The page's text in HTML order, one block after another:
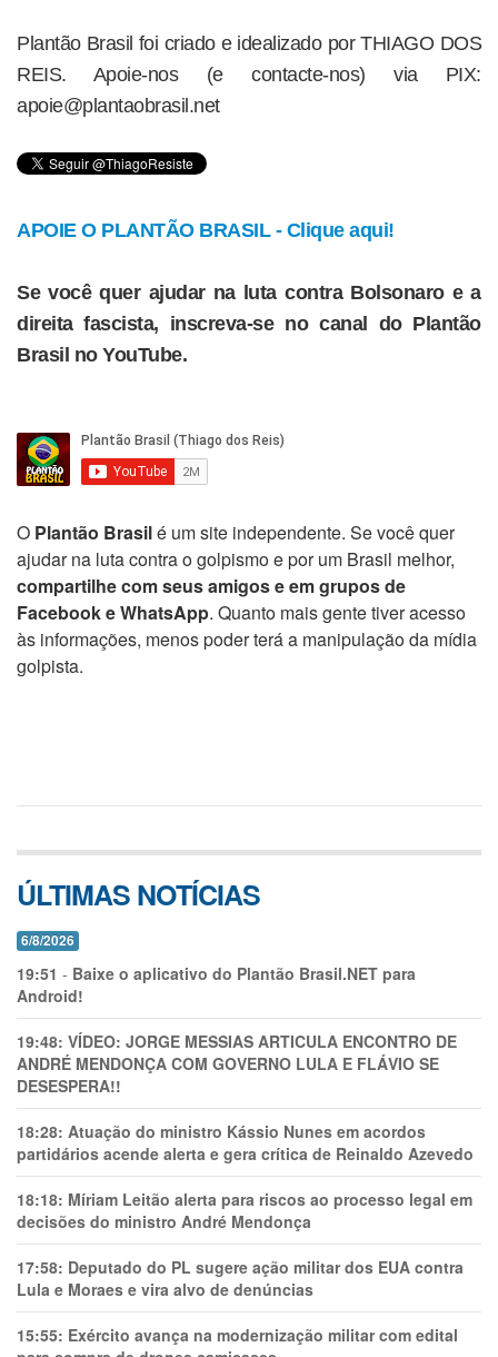
Plantão Brasil foi criado e idealizado por THIAGO DOS
REIS. Apoie-nos (e contacte-nos) via PIX:
apoie@plantaobrasil.net
APOIE O PLANTÃO BRASIL - Clique aqui!
Se você quer ajudar na luta contra Bolsonaro e a
direita fascista, inscreva-se no canal do Plantão
Brasil no YouTube.
O Plantão Brasilé um site independente. Se você quer
ajudar na luta contra o golpismo e por um Brasil melhor,
compartilhe com seus amigos e em grupos de
Facebook e WhatsApp. Quanto mais gente tiver acesso
às informações, menos poder terá a manipulação da mídia
golpista.
ÚLTIMAS NOTÍCIAS
6/8/2026
19:51 - Baixe o aplicativo do Plantão Brasil.NET para
Android!
19:48: VÍDEO: JORGE MESSIAS ARTICULA ENCONTRO DE
ANDRÉ MENDONÇA COM GOVERNO LULA E FLÁVIO SE
DESESPERA!!
18:28: Atuação do ministro Kássio Nunes em acordos
partidários acende alerta e gera crítica de Reinaldo Azevedo
18:18: Míriam Leitão alerta para riscos ao processo legal em
decisões do ministro André Mendonça
17:58: Deputado do PL sugere ação militar dos EUA contra
Lula e Moraes e vira alvo de denúncias
15:55: Exército avança na modernização militar com edital